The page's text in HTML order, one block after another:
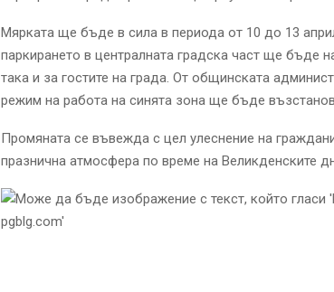
Мярката ще бъде в сила в периода от 10 до 13
паркирането в централната градска част ще бъде
така и за гостите на града. От общинската
режим на работа на синята зона ще бъде
Промяната се въвежда с цел улеснение на
празнична атмосфера по време на Великденските